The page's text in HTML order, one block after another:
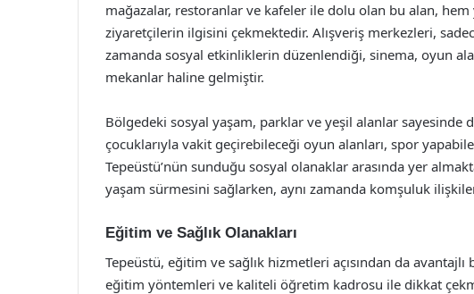
mağazalar, restoranlar ve kafeler ile dolu olan bu alan,
ziyaretçilerin ilgisini çekmektedir. Alışveriş merkezleri,
zamanda sosyal etkinliklerin düzenlendiği, sinema, oyun
mekanlar haline gelmiştir.
Bölgedeki sosyal yaşam, parklar ve yeşil alanlar sayesinde
çocuklarıyla vakit geçirebileceği oyun alanları, spor
Tepeüstü’nün sunduğu sosyal olanaklar arasında yer
yaşam sürmesini sağlarken, aynı zamanda komşuluk
Eğitim ve Sağlık Olanakları
Tepeüstü, eğitim ve sağlık hizmetleri açısından da
eğitim yöntemleri ve kaliteli öğretim kadrosu ile dikkat